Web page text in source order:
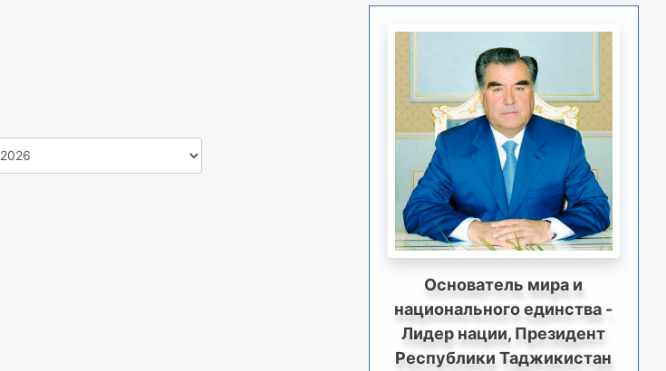
Основатель мира и
национального единства -
Лидер нации, Президент
Республики Таджикистан